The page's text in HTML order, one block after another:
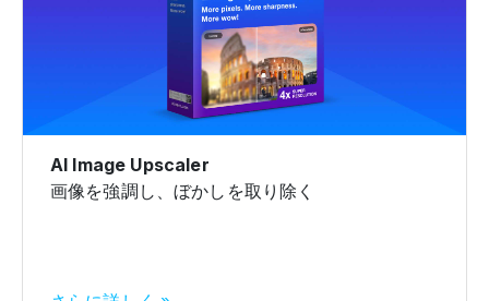
AI Image Upscaler
画像を強調し、ぼかしを取り除く